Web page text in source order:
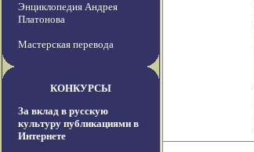
Энциклопедия Андрея
Платонова
Мастерская перевода
КОНКУРСЫ
За вклад в русскую
культуру публикациями в
Интернете